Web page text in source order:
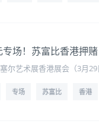
专场！苏富比香港押
尔艺术展香港展会（3月
专场 苏富比 香港